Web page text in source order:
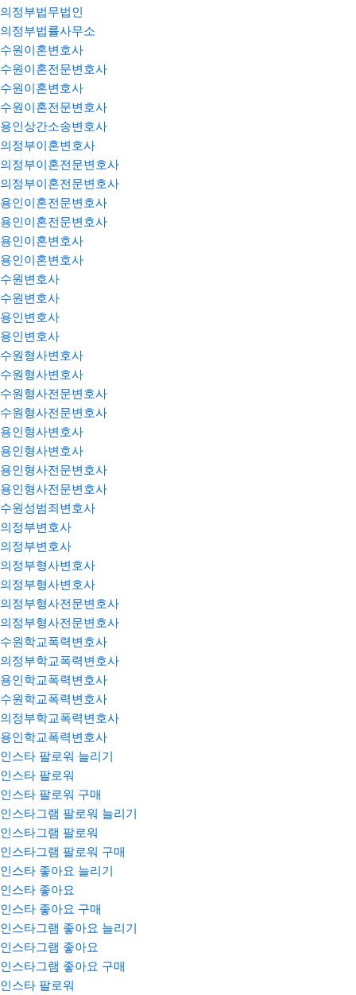
의정부법무법인
의정부법률사무소
수원이혼변호사
수원이혼전문변호사
수원이혼변호사
수원이혼전문변호사
용인상간소송변호사
의정부이혼변호사
의정부이혼전문변호사
의정부이혼전문변호사
용인이혼전문변호사
용인이혼전문변호사
용인이혼변호사
용인이혼변호사
수원변호사
수원변호사
용인변호사
용인변호사
수원형사변호사
수원형사변호사
수원형사전문변호사
수원형사전문변호사
용인형사변호사
용인형사변호사
용인형사전문변호사
용인형사전문변호사
수원성범죄변호사
의정부변호사
의정부변호사
의정부형사변호사
의정부형사변호사
의정부형사전문변호사
의정부형사전문변호사
수원학교폭력변호사
의정부학교폭력변호사
용인학교폭력변호사
수원학교폭력변호사
의정부학교폭력변호사
용인학교폭력변호사
인스타 팔로워 늘리기
인스타 팔로워
인스타 팔로워 구매
인스타그램 팔로워 늘리기
인스타그램 팔로워
인스타그램 팔로워 구매
인스타 좋아요 늘리기
인스타 좋아요
인스타 좋아요 구매
인스타그램 좋아요 늘리기
인스타그램 좋아요
인스타그램 좋아요 구매
인스타 팔로워